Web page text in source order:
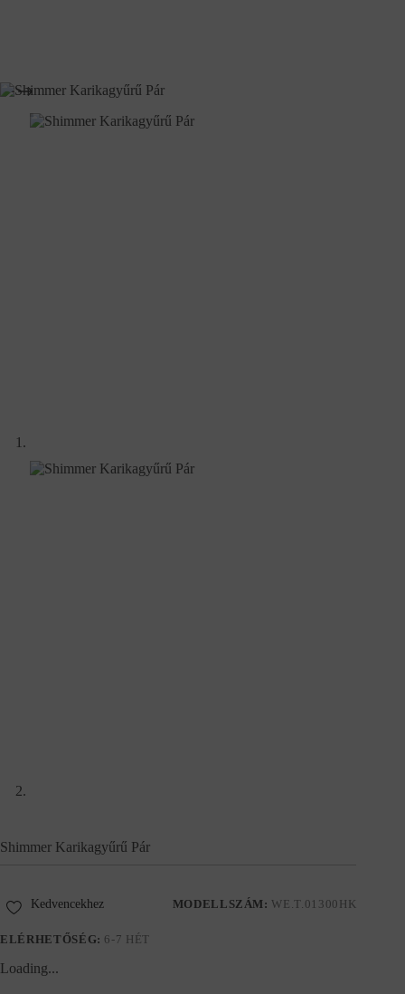
Shimmer Karikagyűrű Pár
MODELLSZÁM: WE.T.01300HK
ELÉRHETŐSÉG: 6-7 HÉT
Kedvencekhez
Loading...